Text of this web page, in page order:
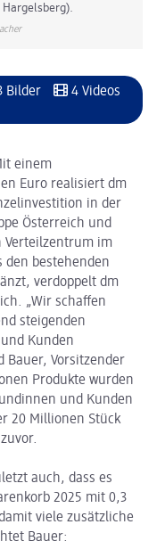
Bilder
4 Videos
einem
Euro realisiert dm
in der
Österreich und
Verteilzentrum im
bestehenden
verdoppelt dm
„Wir schaffen
steigenden
Kunden
Bauer, Vorsitzender
Produkte wurden
und Kunden
20 Millionen Stück
auch, dass es
2025 mit 0,3
viele zusätzliche
Bauer: